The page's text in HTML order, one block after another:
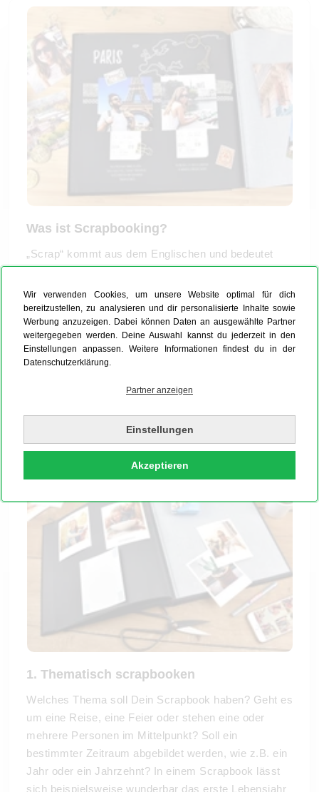
Wir verwenden Cookies, um unsere Website optimal für dich
bereitzustellen, zu analysieren und dir personalisierte Inhalte sowie
Werbung anzuzeigen. Dabei können Daten an ausgewählte Partner
weitergegeben werden. Deine Auswahl kannst du jederzeit in den
Einstellungen anpassen. Weitere Informationen findest du in der
Datenschutzerklärung.
Partner anzeigen
Einstellungen
Akzeptieren
Was ist Scrapbooking?
„Scrap“ kommt aus dem Englischen und bedeutet
Scrapbook werden mehrere Einzelteile wie Fotos,
Eintrittskarten und andere Erinnerungsstücke
gesammelt und eingeklebt. Deiner Kreativität sind
dabei keine Grenzen gesetzt. Mit ausgefallenen
Stiften kannst Du die einzelnen Seiten dann
Lost geht´s! Schnappe dir Deine Utensilien und
gestalte Dein ganz individuelles Scrapbook!
1. Thematisch scrapbooken
Welches Thema soll Dein Scrapbook haben? Geht es
um eine Reise, eine Feier oder stehen eine oder
mehrere Personen im Mittelpunkt? Soll ein
bestimmter Zeitraum abgebildet werden, wie z.B. ein
Jahr oder ein Jahrzehnt? In einem Scrapbook lässt
sich beispielsweise wunderbar das erste Lebensjahr